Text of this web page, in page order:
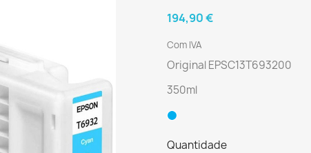
194,90 €
Com IVA
Original EPSC13T693200
350ml
Quantidade